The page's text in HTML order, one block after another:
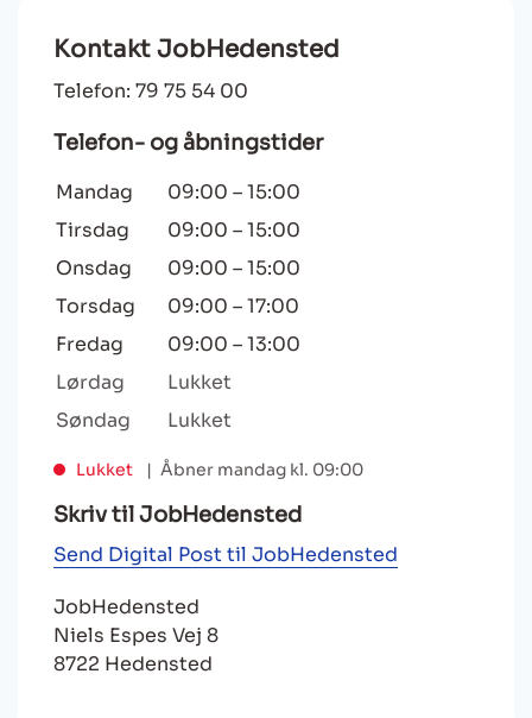
Kontakt JobHedensted
Telefon: 79 75 54 00
Telefon- og åbningstider
Mandag 09:00 –15:00
Tirsdag
09:00 –15:00
Onsdag
09:00 –15:00
Torsdag
09:00 –17:00
Fredag
09:00 –13:00
Lørdag
Lukket
Søndag
Lukket
Lukket Åbner mandag kl. 09:00
Skriv til JobHedensted
Send Digital Post til JobHedensted
JobHedensted
Niels Espes Vej 8
8722 Hedensted